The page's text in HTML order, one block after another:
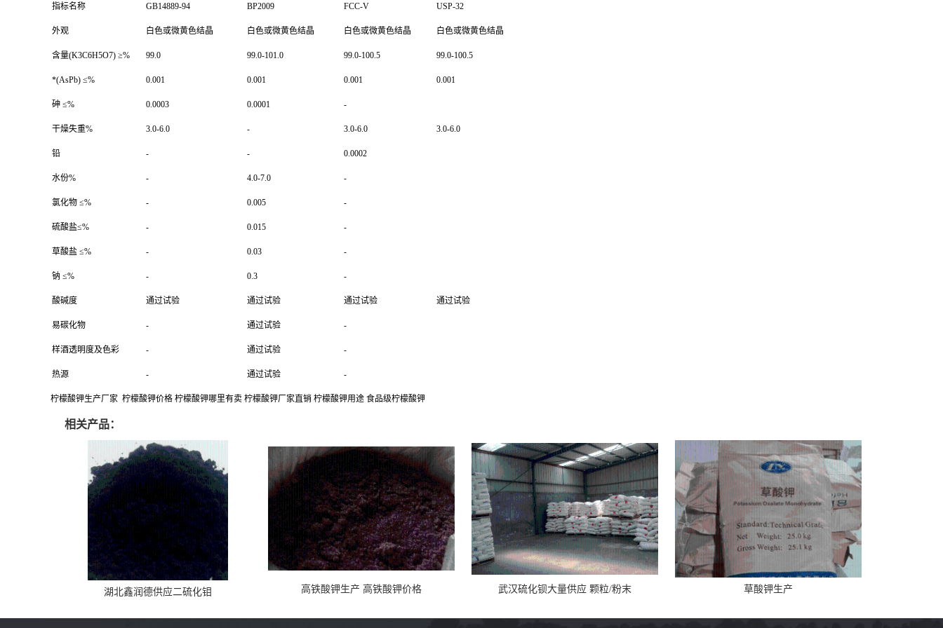
指标名称 GB14889-94 BP2009 FCC-V USP-32
外观 白色或微黄色结晶 白色或微黄色结晶 白色或微黄色结晶 白色或微黄色结晶
含量(K3C6H5O7) ≥% 99.0 99.0-101.0 99.0-100.5 99.0-100.5
*(AsPb) ≤% 0.001 0.001 0.001 0.001
砷 ≤% 0.0003 0.0001 -
干燥失重% 3.0-6.0 - 3.0-6.0 3.0-6.0
铅 - - 0.0002
水份% - 4.0-7.0 -
氯化物 ≤% - 0.005 -
硫酸盐≤% - 0.015 -
草酸盐 ≤% - 0.03 -
钠 ≤% - 0.3 -
酸碱度 通过试验 通过试验 通过试验 通过试验
易碳化物 - 通过试验 -
样酒透明度及色彩 - 通过试验 -
热源 - 通过试验 -
柠檬酸钾生产厂家 柠檬酸钾价格 柠檬酸钾哪里有卖 柠檬酸钾厂家直销 柠檬酸钾用途 食品级柠檬酸钾
相关产品：
湖北鑫润德供应二硫化钼 高铁酸钾生产 高铁酸钾价格 武汉硫化钡大量供应 颗粒/粉末 草酸钾生产